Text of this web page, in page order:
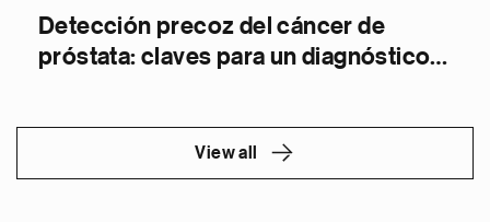
Detección precoz del cáncer de
próstata: claves para un diagnóstico a
View all